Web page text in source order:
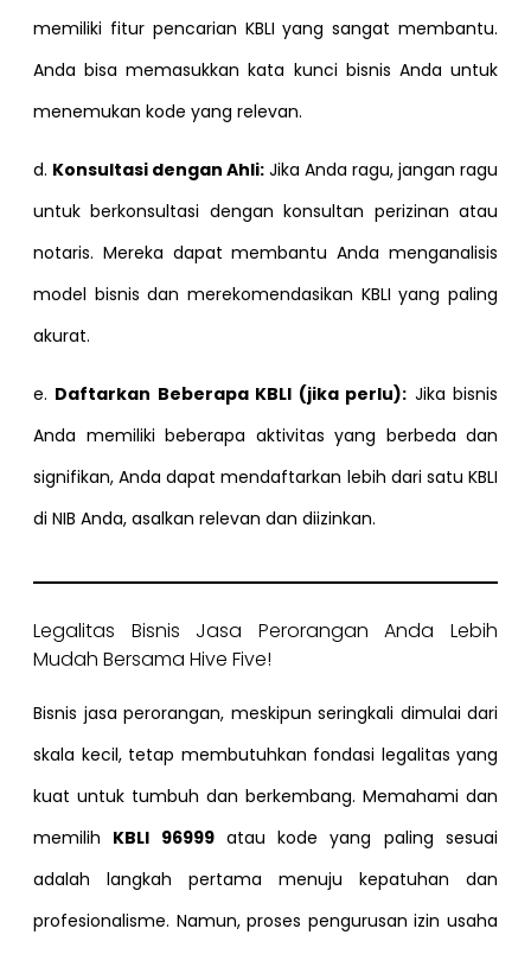
memiliki fitur pencarian KBLI yang sangat membantu.
Anda bisa memasukkan kata kunci bisnis Anda untuk
menemukan kode yang relevan.
d. Konsultasi dengan Ahli: Jika Anda ragu, jangan ragu
untuk berkonsultasi dengan konsultan perizinan atau
notaris. Mereka dapat membantu Anda menganalisis
model bisnis dan merekomendasikan KBLI yang paling
akurat.
e. Daftarkan Beberapa KBLI (jika perlu): Jika bisnis
Anda memiliki beberapa aktivitas yang berbeda dan
signifikan, Anda dapat mendaftarkan lebih dari satu KBLI
di NIB Anda, asalkan relevan dan diizinkan.
Legalitas Bisnis Jasa Perorangan Anda Lebih
Mudah Bersama Hive Five!
Bisnis jasa perorangan, meskipun seringkali dimulai dari
skala kecil, tetap membutuhkan fondasi legalitas yang
kuat untuk tumbuh dan berkembang. Memahami dan
memilih KBLI 96999atau kode yang paling sesuai
adalah langkah pertama menuju kepatuhan dan
profesionalisme. Namun, proses pengurusan izin usaha